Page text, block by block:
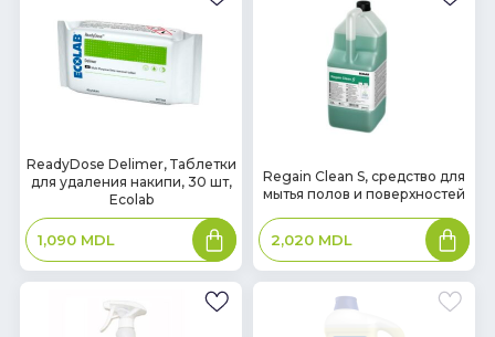
В
наличии
ReadyDose Delimer, Таблетки
для удаления накипи, 30 шт,
Ecolab
1,090 MDL
В
корзину
В
наличии
Regain Clean S, средство для
мытья полов и поверхностей
2,020 MDL
В
корзину